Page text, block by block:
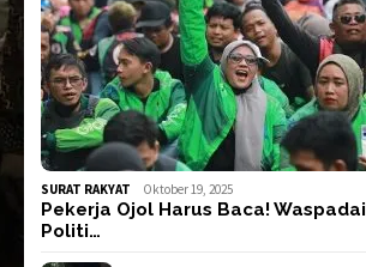
SURAT RAKYAT Oktober 19, 2025
Pekerja Ojol Harus Baca! Waspadai
Politi…